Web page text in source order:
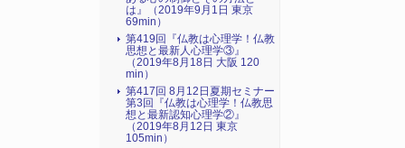
は』（2019年9月1日 東京
69min）
第419回『仏教は心理学！仏教
思想と最新人心理学③』
（2019年8月18日 大阪 120
min）
第417回 8月12日夏期セミナー
第3回『仏教は心理学！仏教思
想と最新認知心理学②』
（2019年8月12日 東京
105min）